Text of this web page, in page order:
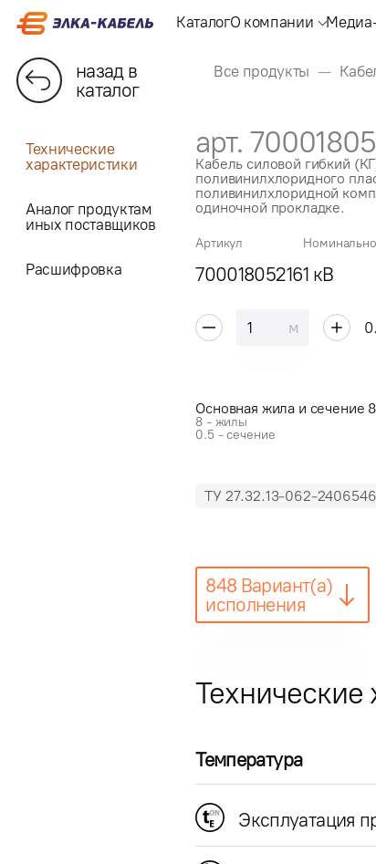
КаталогО компании
назад в
каталог
Все продукты
Технические
характеристики
Аналог продуктам
иных поставщиков
Расшифровка
арт.
Кабель силовой гибкий
поливинилхлоридного
поливинилхлоридной
одиночной прокладке.
Артикул
700018052161 кВ
м
Основная жила и сечение
8 - жилы
0.5 - сечение
ТУ 27.32.13-062-
848 Вариант(а)
исполнения
Технические
Температура
Эксплуатация